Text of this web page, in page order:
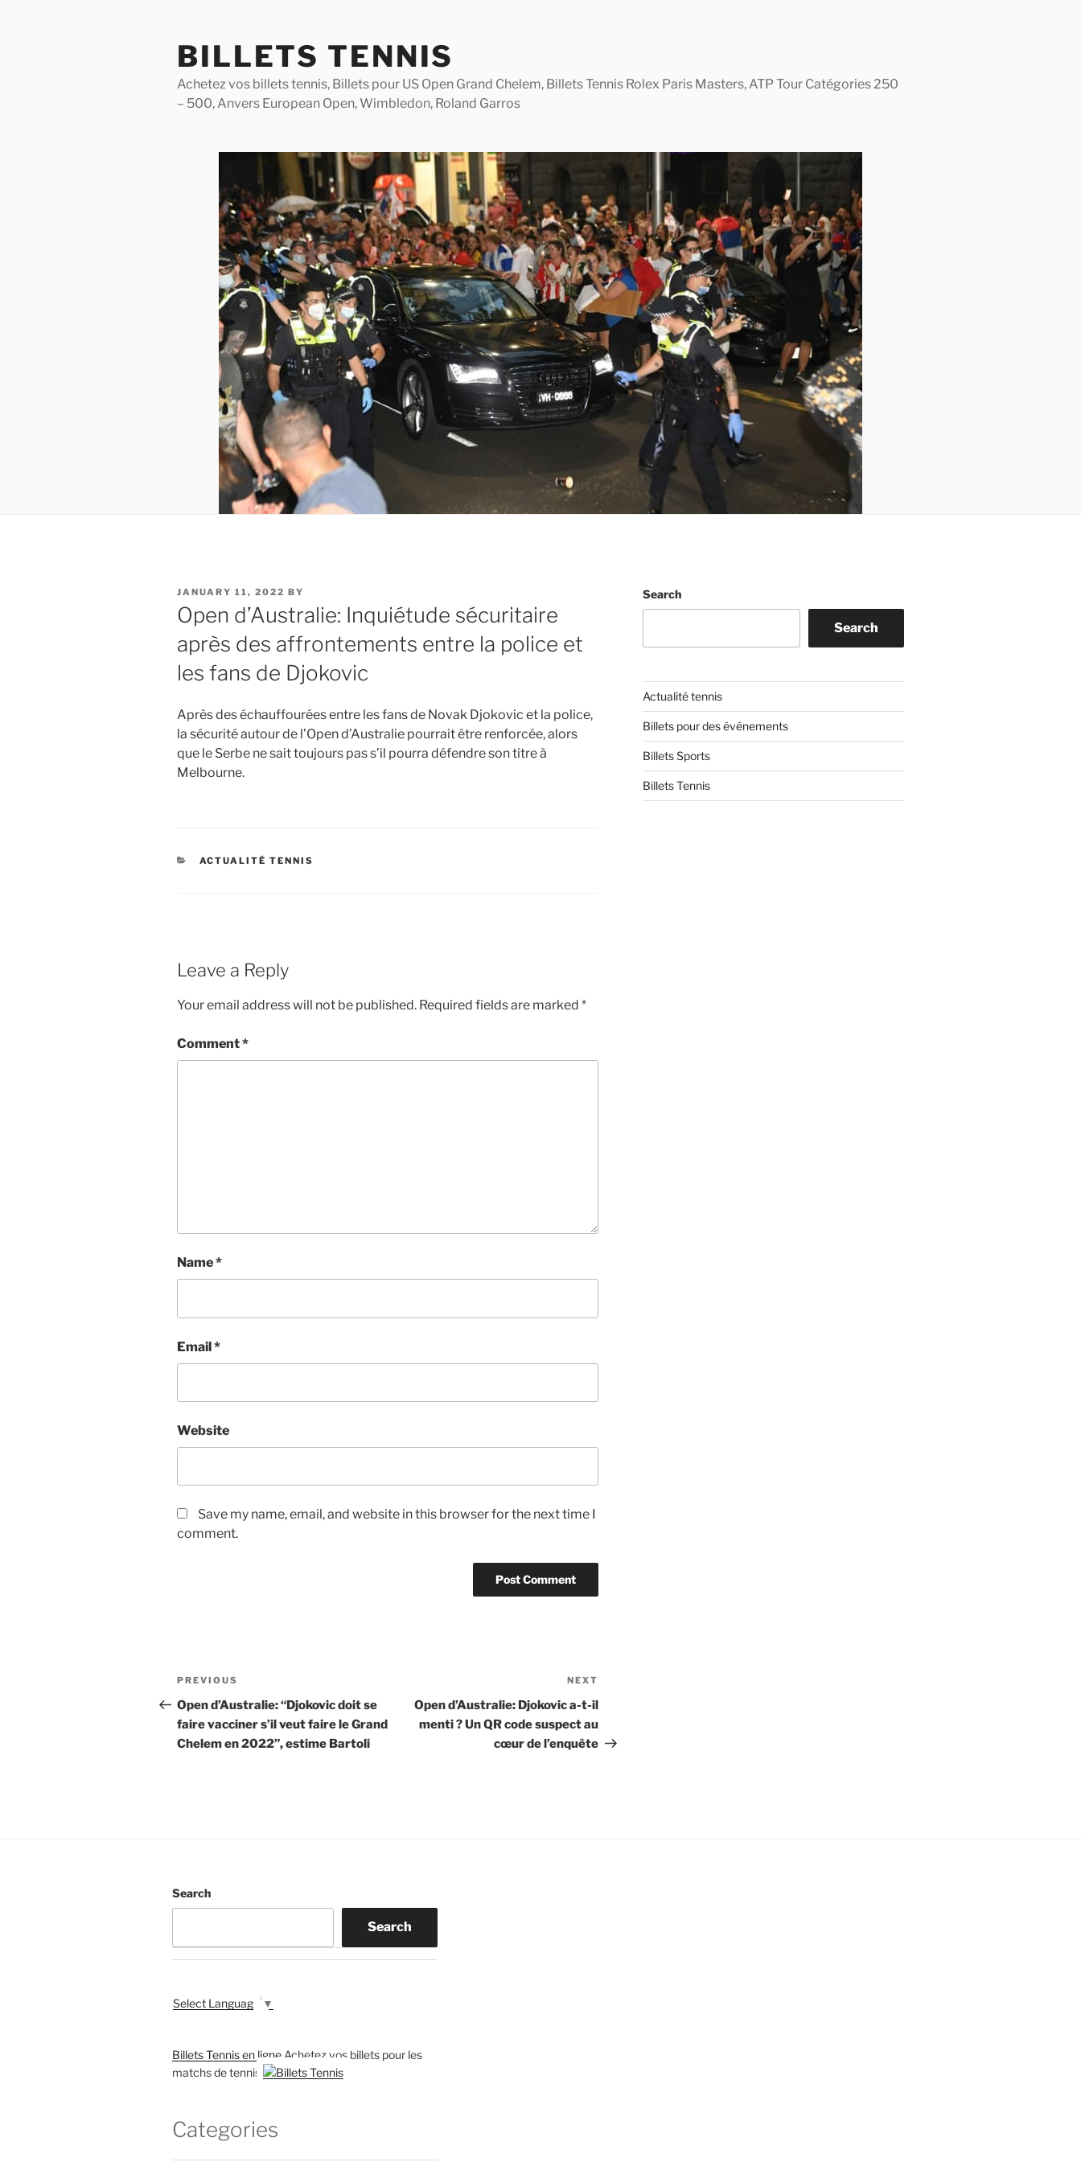
BILLETS TENNIS
Achetez vos billets tennis, Billets pour US Open Grand Chelem, Billets Tennis Rolex Paris Masters, ATP Tour Catégories 250
– 500, Anvers European Open, Wimbledon, Roland Garros
POSTED
ON
JANUARY 11, 2022 BY
Open d’Australie: Inquiétude sécuritaire
après des affrontements entre la police et
les fans de Djokovic
Après des échauffourées entre les fans de Novak Djokovic et la police,
la sécurité autour de l’Open d’Australie pourrait être renforcée, alors
que le Serbe ne sait toujours pas s’il pourra défendre son titre à
Melbourne.
CATEGORIES
ACTUALITÉ TENNIS
Leave a Reply
Your email address will not be published. Required fields are marked *
Comment*
Name*
Email*
Website
Save my name, email, and website in this browser for the next time I
comment.
Post
navigation
Previous
Post
PREVIOUS
Open d’Australie: “Djokovic doit se
faire vacciner s’il veut faire le Grand
Chelem en 2022”, estime Bartoli
Post
NEXT
Open d’Australie: Djokovic a-t-il
menti ? Un QR code suspect au
cœur de l’enquête
Search
Search
Actualité tennis
Billets pour des événements
Billets Sports
Billets Tennis
Search
Search
Select Language ▼
Billets Tennis en ligne Achetez vos billets pour les
matchs de tennis
Categories